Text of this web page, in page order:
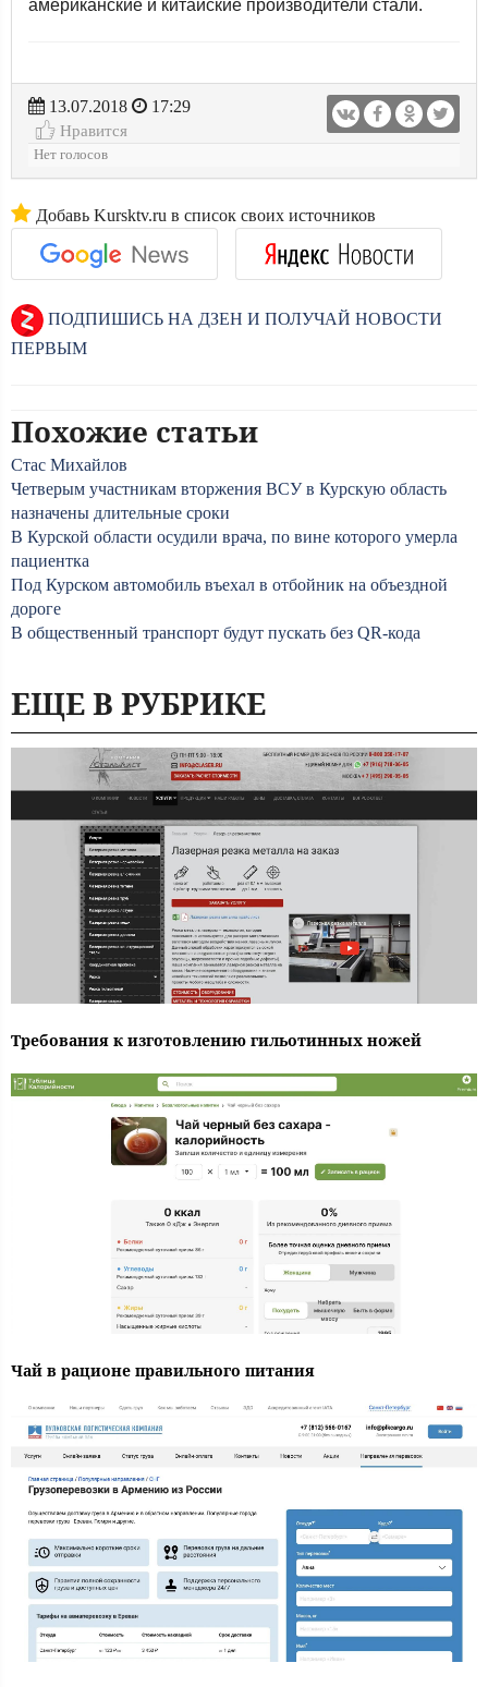
американские и китайские производители стали.
13.07.2018
17:29
Нравится
Нет голосов
Добавь Kursktv.ru в список своих источников
ПОДПИШИСЬ НА ДЗЕН И ПОЛУЧАЙ НОВОСТИ
ПЕРВЫМ
Похожие статьи
Стас Михайлов
Четверым участникам вторжения ВСУ в Курскую область
назначены длительные сроки
В Курской области осудили врача, по вине которого умерла
пациентка
Под Курском автомобиль въехал в отбойник на объездной
дороге
В общественный транспорт будут пускать без QR-кода
ЕЩЕ В РУБРИКЕ
Требования к изготовлению гильотинных ножей
Чай в рационе правильного питания